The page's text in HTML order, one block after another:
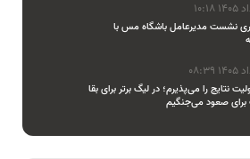
نشست مدیرعامل باشگاه مس با
نتایج را می‌پذیرم؛ در لیگ برتر برای بقا
صعود می‌جنگیم